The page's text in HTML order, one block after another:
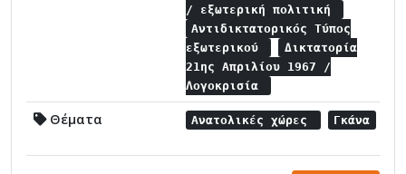
/ εξωτερική πολιτική
Αντιδικτατορικός Τύπος
εξωτερικού
Δικτατορία
21ης Απριλίου 1967 /
Λογοκρισία
Θέματα Ανατολικές χώρες Γκάνα